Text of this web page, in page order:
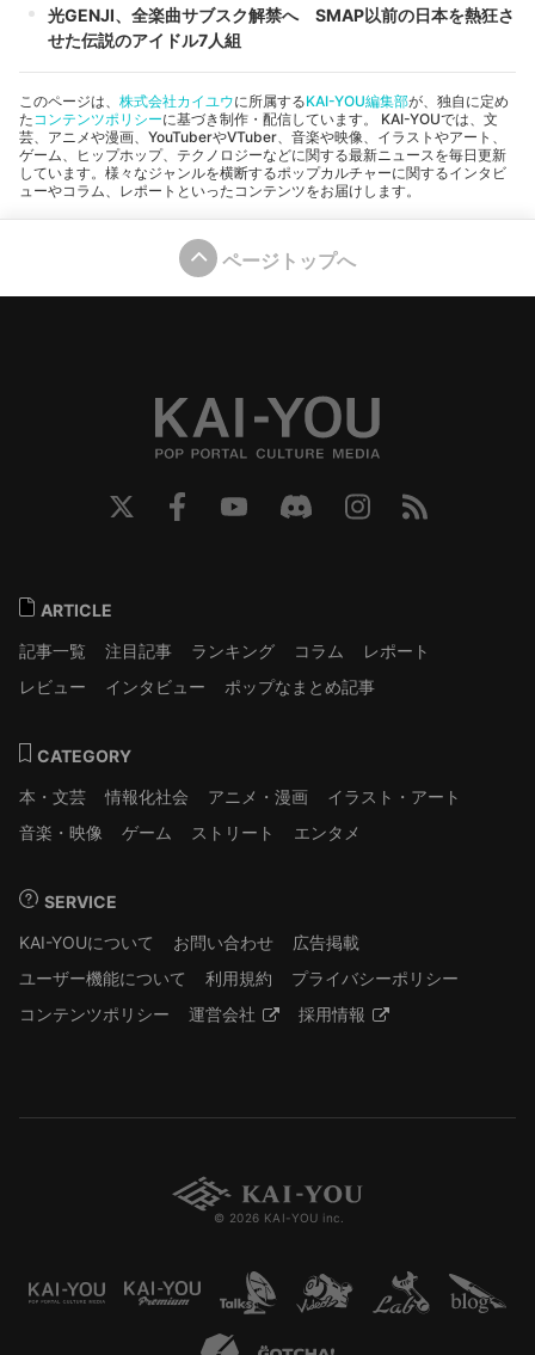
光GENJI、全楽曲サブスク解禁へ SMAP以前の日本を熱狂さ
せた伝説のアイドル7人組
このページは、 株式会社カイユウに所属するKAI-YOU編集部が、独自に定め
た コンテンツポリシーに基づき制作・配信しています。 KAI-YOUでは、文
芸、アニメや漫画、YouTuberやVTuber、音楽や映像、イラストやアート、
ゲーム、ヒップホップ、テクノロジーなどに関する最新ニュースを毎日更新
しています。様々なジャンルを横断するポップカルチャーに関するインタビ
ューやコラム、レポートといったコンテンツをお届けします。
ページトップへ
ARTICLE
記事一覧
注目記事 ランキング コラム
レポート
レビュー
インタビュー ポップなまとめ記事
CATEGORY
本・文芸
情報化社会 アニメ・漫画
イラスト・アート
音楽・映像
ゲーム ストリート エンタメ
SERVICE
KAI-YOUについて
お問い合わせ
広告掲載
ユーザー機能について
利用規約
プライバシーポリシー
コンテンツポリシー
運営会社 採用情報
© 2026 KAI-YOU inc.